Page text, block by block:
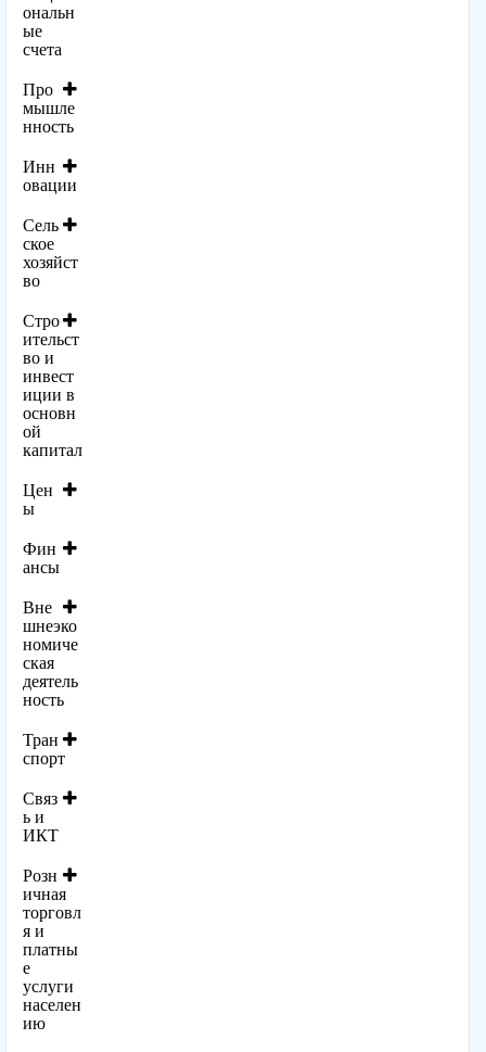
ональн
ые
счета
Про
мышле
нность
Инн
овации
Сель
ское
хозяйст
во
Стро
ительст
во и
инвест
иции в
основн
ой
капитал
Цен
ы
Фин
ансы
Вне
шнеэко
номиче
ская
деятель
ность
Тран
спорт
Связ
ь и
ИКТ
Розн
ичная
торговл
я и
платны
е
услуги
населен
ию